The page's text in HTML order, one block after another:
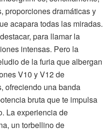
proporciones dramáticas y
acapara todas las miradas.
para llamar la
intensas. Pero la
de la furia que albergan
V10 y V12 de
ofreciendo una banda
bruta que te impulsa
La experiencia de
un torbellino de